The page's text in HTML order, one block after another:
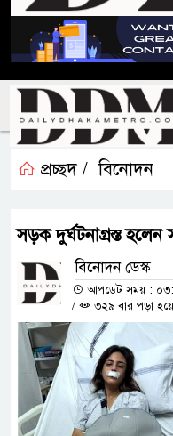
প্রচ্ছদ / বিনোদন
সড়ক দুর্ঘটনাগ্রস্ত
বিনোদন ডেস্ক
আপডেট সময় :
/
৩২৯ বার পড়া